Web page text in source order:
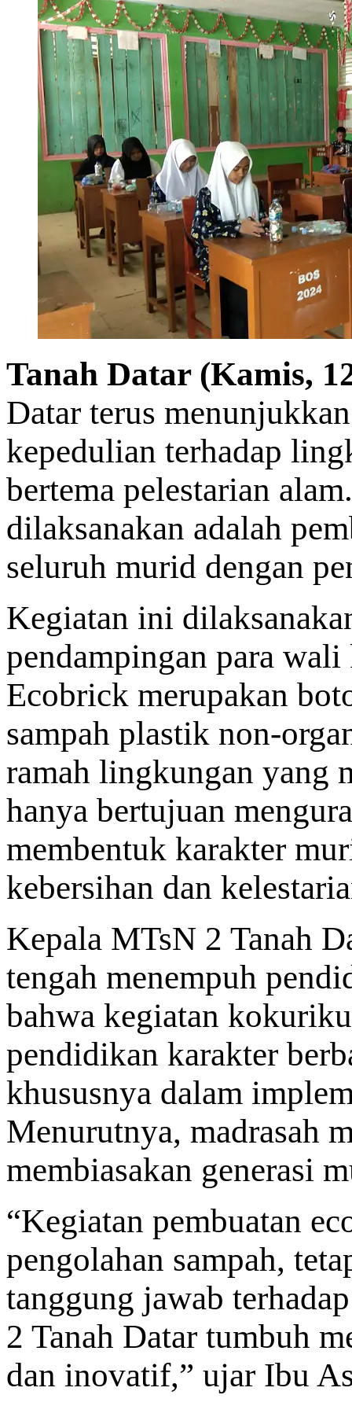
Tanah Datar (Kamis,
Datar terus
kepedulian terhadap
bertema pelestarian
dilaksanakan adalah
seluruh murid dengan
Kegiatan ini
pendampingan para
Ecobrick merupakan
sampah plastik non-
ramah lingkungan yang
hanya bertujuan
membentuk karakter
kebersihan dan
Kepala MTsN 2 Tanah
tengah menempuh
bahwa kegiatan
pendidikan karakter
khususnya dalam
Menurutnya, madrasah
membiasakan generasi
“Kegiatan pembuatan
pengolahan sampah,
tanggung jawab
2 Tanah Datar tumbuh
dan inovatif,” ujar Ibu